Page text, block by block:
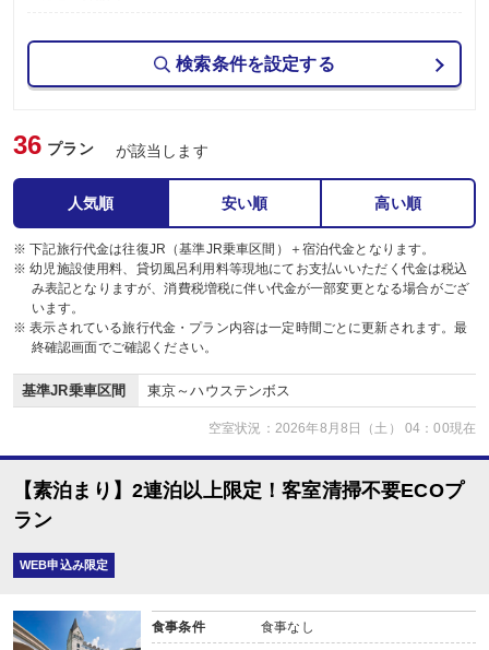
検索条件を設定する
36 プラン が該当します
人気順 安い順 高い順
※ 下記旅行代金は往復JR（基準JR乗車区間）＋宿泊代金となります。
※ 幼児施設使用料、貸切風呂利用料等現地にてお支払いいただく代金は税込
み表記となりますが、消費税増税に伴い代金が一部変更となる場合がござ
います。
※ 表示されている旅行代金・プラン内容は一定時間ごとに更新されます。最
終確認画面でご確認ください。
基準JR乗車区間 東京～ハウステンボス
空室状況：2026年8月8日（土） 04：00現在
【素泊まり】2連泊以上限定！客室清掃不要ECOプ
ラン
WEB申込み限定
食事条件 食事なし